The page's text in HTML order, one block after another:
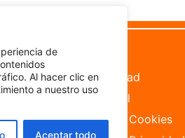
de
Al hacer clic en
a nuestro uso
Aceptar todo
Accesibilidad
Aviso Legal
Política de Cookies